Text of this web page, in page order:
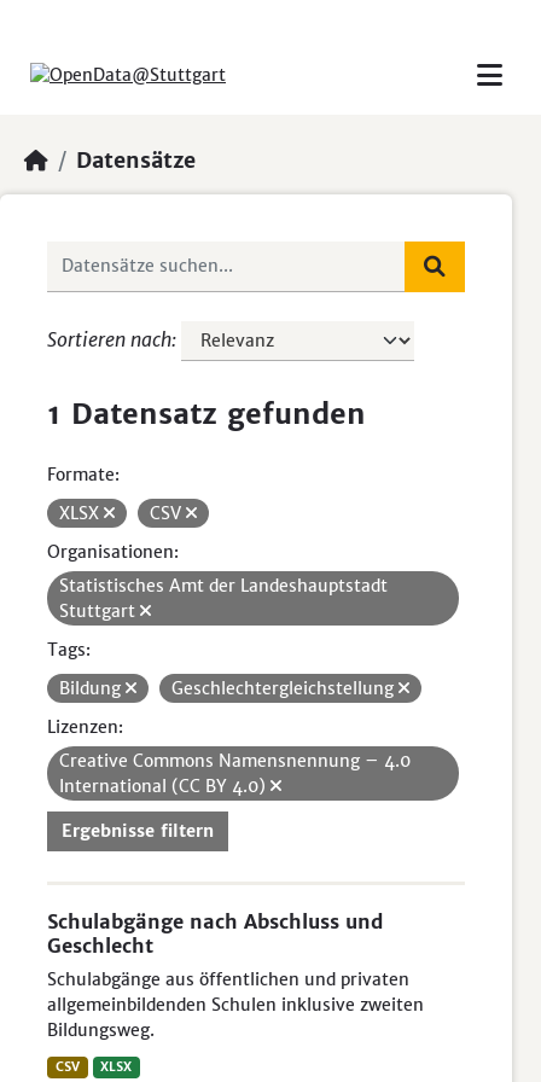
Datensätze
Sortieren nach
1 Datensatz gefunden
Formate:
XLSX
CSV
Organisationen:
Statistisches Amt der Landeshauptstadt
Stuttgart
Tags:
Bildung
Geschlechtergleichstellung
Lizenzen:
Creative Commons Namensnennung – 4.0
International (CC BY 4.0)
Ergebnisse filtern
Schulabgänge nach Abschluss und
Geschlecht
Schulabgänge aus öffentlichen und privaten
allgemeinbildenden Schulen inklusive zweiten
Bildungsweg.
CSV XLSX